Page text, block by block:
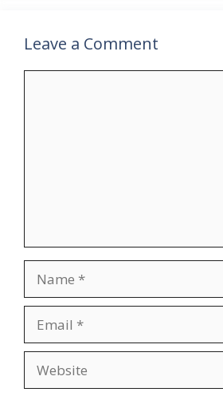
Leave a Comment